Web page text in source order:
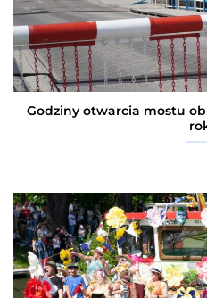
Godziny otwarcia mostu